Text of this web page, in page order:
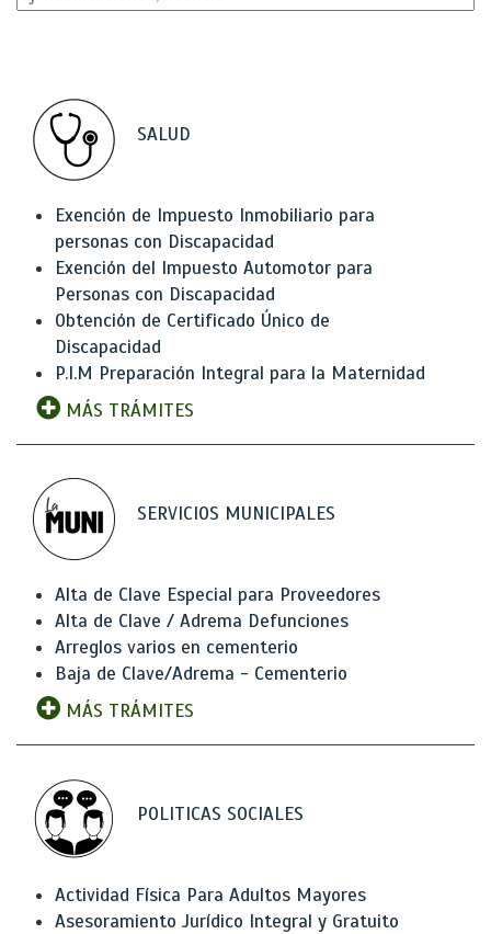
SALUD
Exención de Impuesto Inmobiliario para
personas con Discapacidad
Exención del Impuesto Automotor para
Personas con Discapacidad
Obtención de Certificado Único de
Discapacidad
P.I.M Preparación Integral para la Maternidad
MÁS TRÁMITES
SERVICIOS MUNICIPALES
Alta de Clave Especial para Proveedores
Alta de Clave / Adrema Defunciones
Arreglos varios en cementerio
Baja de Clave/Adrema - Cementerio
MÁS TRÁMITES
POLITICAS SOCIALES
Actividad Física Para Adultos Mayores
Asesoramiento Jurídico Integral y Gratuito